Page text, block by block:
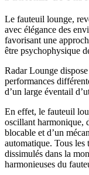
Le fauteuil lounge,
avec élégance des
favorisant une
être psychophysique
Radar Lounge
performances
d’un large éventail
En effet, le fauteuil
oscillant harmonique,
blocable et d’un
automatique. Tous les
dissimulés dans la
harmonieuses du